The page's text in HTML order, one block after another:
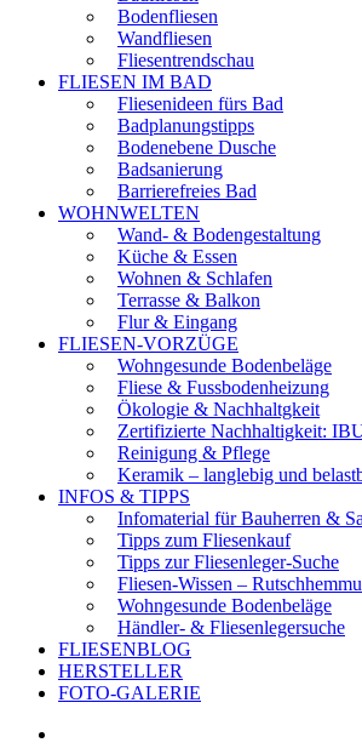
Bodenfliesen
Wandfliesen
Fliesentrendschau
FLIESEN IM BAD
Fliesenideen fürs Bad
Badplanungstipps
Bodenebene Dusche
Badsanierung
Barrierefreies Bad
WOHNWELTEN
Wand- & Bodengestaltung
Küche & Essen
Wohnen & Schlafen
Terrasse & Balkon
Flur & Eingang
FLIESEN-VORZÜGE
Wohngesunde Bodenbeläge
Fliese & Fussbodenheizung
Ökologie & Nachhaltgkeit
Zertifizierte Nachhaltigkeit:
Reinigung & Pflege
Keramik – langlebig und
INFOS & TIPPS
Infomaterial für Bauherren &
Tipps zum Fliesenkauf
Tipps zur Fliesenleger-Suche
Fliesen-Wissen –
Wohngesunde Bodenbeläge
Händler- & Fliesenlegersuche
FLIESENBLOG
HERSTELLER
FOTO-GALERIE